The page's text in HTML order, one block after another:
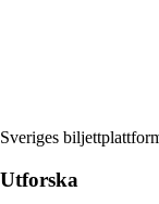
Sveriges
Utforska